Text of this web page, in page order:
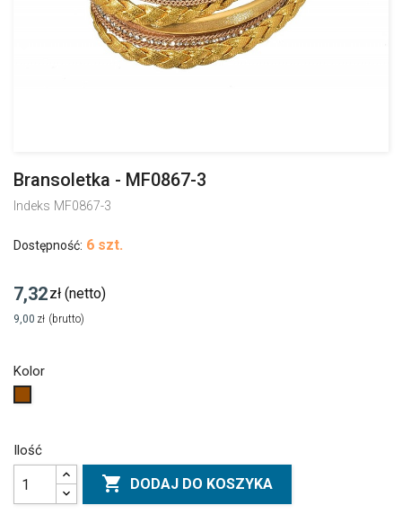
Bransoletka - MF0867-3
Indeks MF0867-3
Dostępność: 6 szt.
7,32zł (netto)
9,00 zł (brutto)
Kolor
Ilość
 DODAJ DO KOSZYKA